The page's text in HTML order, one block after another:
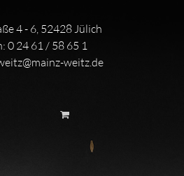
4 - 6, 52428 Jülich
0 24 61 / 58 65 1
weitz.de